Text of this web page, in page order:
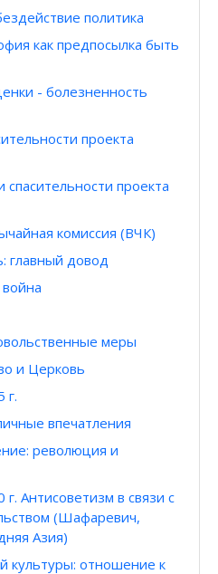
политика
как предпосылка быть
- болезненность
проекта
проекта
комиссия (ВЧК)
главный довод
меры
и Церковь
г.
впечатления
революция и
Антисоветизм в связи с
(Шафаревич,
Азия)
культуры: отношение к